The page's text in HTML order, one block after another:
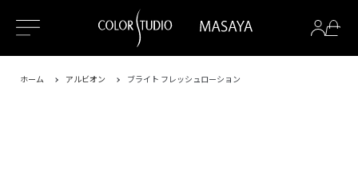
ホーム アルビオン ブライト フレッシュローション